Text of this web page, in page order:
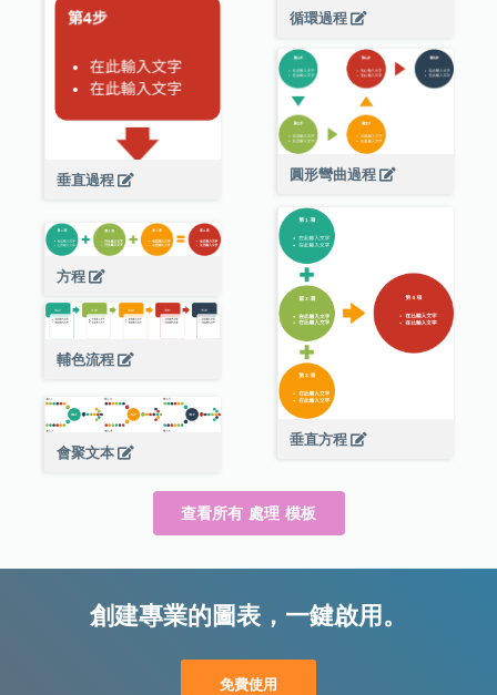
垂直過程
循環過程
圓形彎曲過程
垂直方程
方程
輔色流程
會聚文本
查看所有 處理 模板
創建專業的圖表，一鍵啟用。
免費使用